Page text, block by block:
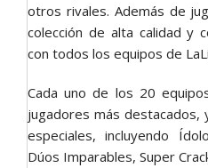
otros rivales. Además de
colección de alta calidad y
con todos los equipos de
Cada uno de los 20
jugadores más destacados,
especiales, incluyendo
Dúos Imparables, Super